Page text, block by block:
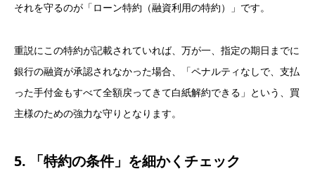
それを守るのが「ローン特約（融資利用の特約）」です。
重説にこの特約が記載されていれば、万が一、指定の期日までに
銀行の融資が承認されなかった場合、「ペナルティなしで、支払
った手付金もすべて全額戻ってきて白紙解約できる」という、買
主様のための強力な守りとなります。
5. 「特約の条件」を細かくチェック